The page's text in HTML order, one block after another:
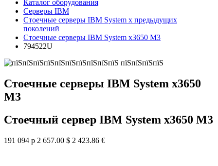
Каталог оборудования
Серверы IBM
Стоечные серверы IBM System x предыдущих
поколений
Стоечные серверы IBM System x3650 M3
794522U
Стоечные серверы IBM System x3650
M3
Стоечный сервер IBM System x3650 M3
191 094 р 2 657.00 $ 2 423.86 €